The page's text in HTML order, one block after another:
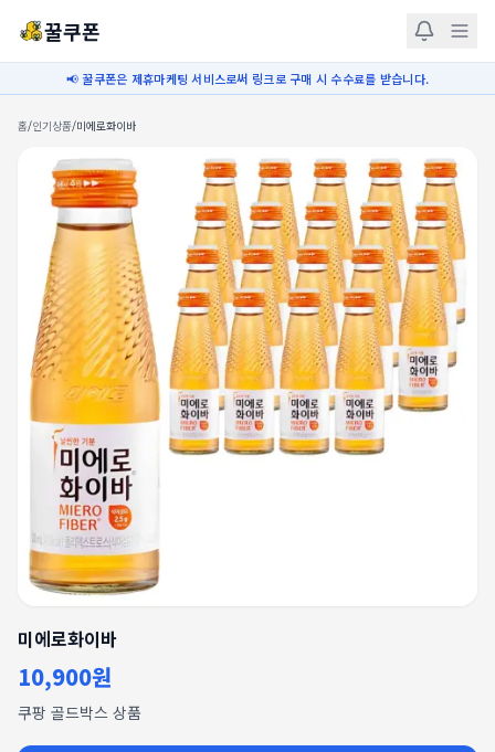
꿀쿠폰
📢 꿀쿠폰은 제휴마케팅 서비스로써 링크로 구매 시 수수료를 받습니다.
홈/인기상품/미에로화이바
미에로화이바
10,900원
쿠팡 골드박스 상품